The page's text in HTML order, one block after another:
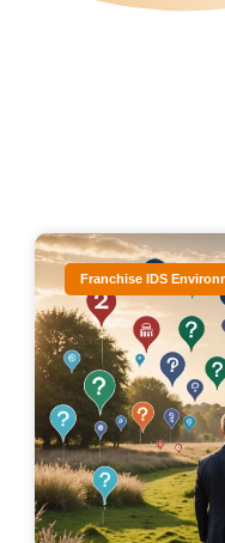
Franchise IDS